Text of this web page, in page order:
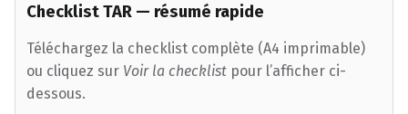
Checklist TAR — résumé rapide
Téléchargez la checklist complète (A4 imprimable)
ou cliquez sur Voir la checklist pour l’afficher ci-
dessous.